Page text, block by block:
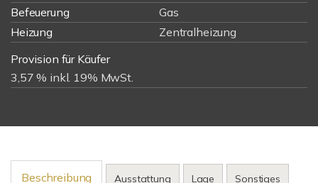
Befeuerung
Gas
Heizung
Zentralheizung
Provision für Käufer
3,57 % inkl. 19% MwSt.
Beschreibung Ausstattung Lage Sonstiges